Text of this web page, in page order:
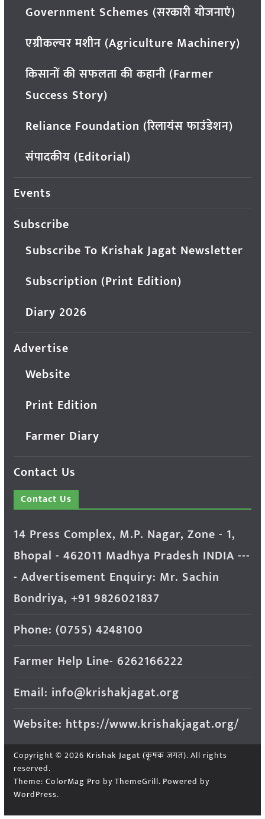
Government Schemes (सरकारी योजनाएं)
एग्रीकल्चर मशीन (Agriculture Machinery)
किसानों की सफलता की कहानी (Farmer
Success Story)
Reliance Foundation (रिलायंस फाउंडेशन)
संपादकीय (Editorial)
Events
Subscribe
Subscribe To Krishak Jagat Newsletter
Subscription (Print Edition)
Diary 2026
Advertise
Website
Print Edition
Farmer Diary
Contact Us
Contact Us
14 Press Complex, M.P. Nagar, Zone - 1,
Bhopal - 462011 Madhya Pradesh INDIA ---
- Advertisement Enquiry: Mr. Sachin
Bondriya, +91 9826021837
Phone: (0755) 4248100
Farmer Help Line- 6262166222
Email: info@krishakjagat.org
Website: https://www.krishakjagat.org/
Copyright © 2026 Krishak Jagat (कृषक जगत). All rights
reserved.
Theme: ColorMag Pro by ThemeGrill. Powered by
WordPress.